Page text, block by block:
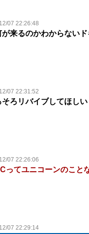
07 22:26:48
来るのかわからない
07 22:31:52
ろリバイブしてほしい
07 22:26:06
ってユニコーンのこと
07 22:29:14